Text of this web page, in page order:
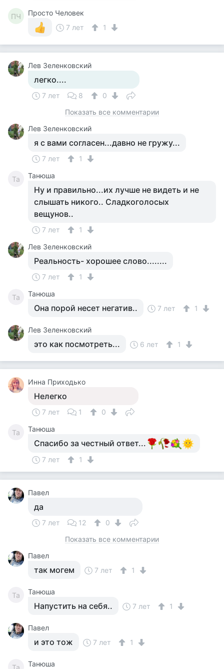
ПЧ
Просто Человек
7 лет
1
Лев Зеленковский
легко....
7 лет 8
0
Показать все комментарии
Лев Зеленковский
я с вами согласен...давно не гружу...
7 лет 1
Та Танюша
Ну и правильно...их лучше не видеть и не
слышать никого.. Сладкоголосых
вещунов..
7 лет
1
Лев Зеленковский
Реальность- хорошее слово........
7 лет 1
Та Танюша
Она порой несет негатив.. 7 лет 1
Лев Зеленковский
это как посмотреть... 6 лет 1
Инна Приходько
Нелегко
7 лет 1 0
Та Танюша
Спасибо за честный ответ...
7 лет 1
Павел
да
7 лет 12
0
Показать все комментарии
Павел
так могем 7 лет 1
Та Танюша
Напустить на себя.. 7 лет 1
Павел
и это тож 7 лет 1
Та Танюша